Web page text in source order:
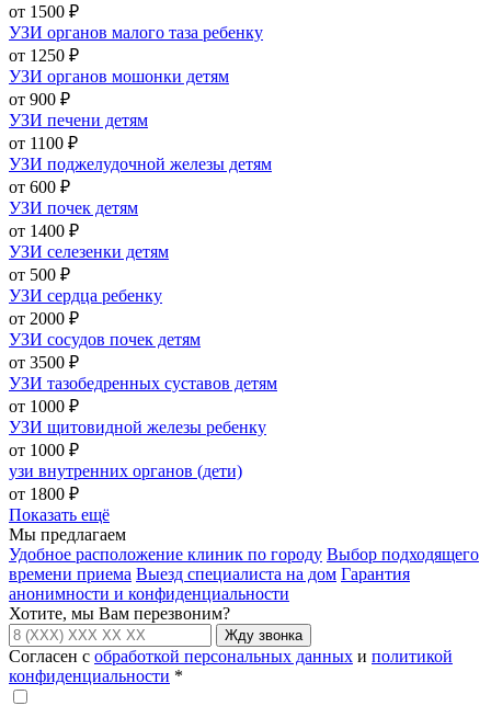
от 1500 ₽
УЗИ органов малого таза ребенку
от 1250 ₽
УЗИ органов мошонки детям
от 900 ₽
УЗИ печени детям
от 1100 ₽
УЗИ поджелудочной железы детям
от 600 ₽
УЗИ почек детям
от 1400 ₽
УЗИ селезенки детям
от 500 ₽
УЗИ сердца ребенку
от 2000 ₽
УЗИ сосудов почек детям
от 3500 ₽
УЗИ тазобедренных суставов детям
от 1000 ₽
УЗИ щитовидной железы ребенку
от 1000 ₽
узи внутренних органов (дети)
от 1800 ₽
Показать ещё
Мы предлагаем
Удобное расположение клиник по городу Выбор подходящего
времени приема Выезд специалиста на дом Гарантия
анонимности и конфиденциальности
Хотите, мы Вам перезвоним?
Жду звонка
Согласен с обработкой персональных данных и политикой
конфиденциальности *